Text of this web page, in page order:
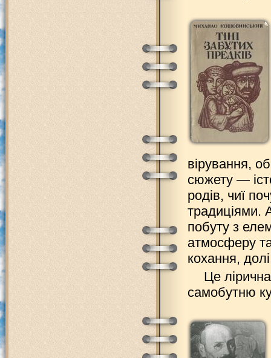
вірування,
сюжету —
родів, чиї
традиціями.
побуту з
атмосферу
кохання,
Це
самобутню